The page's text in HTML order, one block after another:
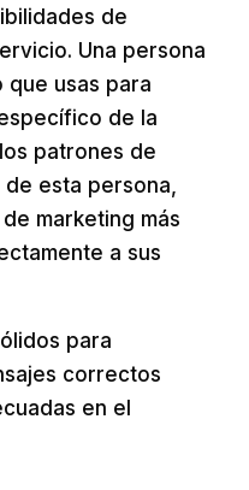
de
Una persona
que usas para
de la
patrones de
esta persona,
marketing más
a sus
para
correctos
en el